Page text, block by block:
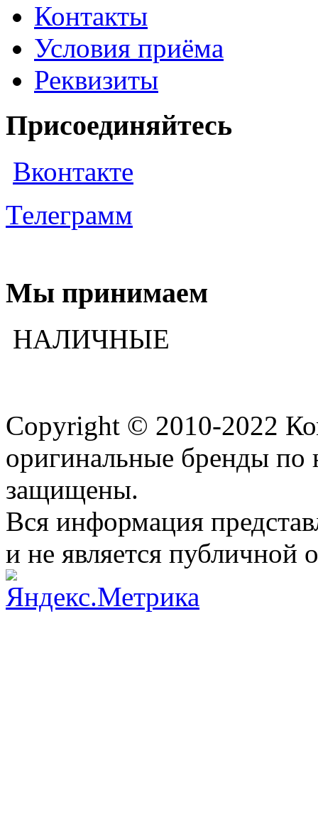
Контакты
Условия приёма
Реквизиты
Присоединяйтесь
Вконтакте
Телеграмм
Мы принимаем
НАЛИЧНЫЕ
Copyright © 2010-2022
оригинальные бренды по
защищены.
Вся информация
и не является публичной